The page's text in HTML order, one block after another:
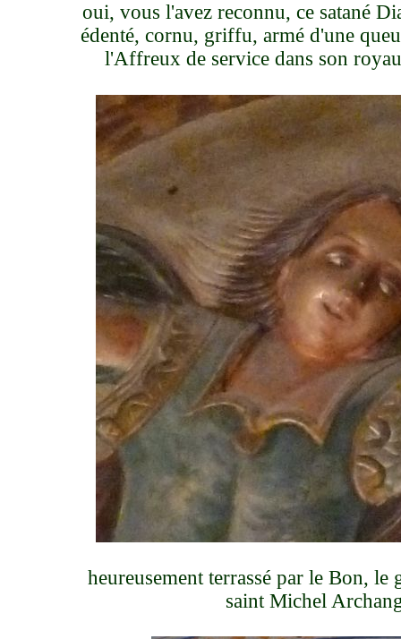
oui, vous l'avez reconnu, ce satané
édenté, cornu, griffu, armé d'une
l'Affreux de service dans son
heureusement terrassé par le Bon,
saint Michel